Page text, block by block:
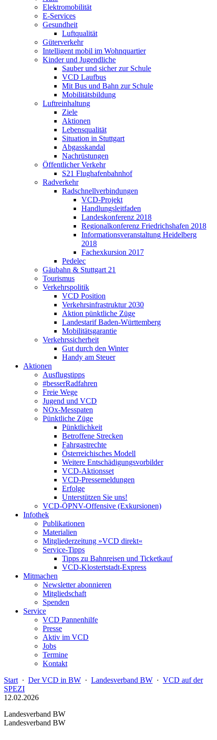
Elektromobilität
E-Services
Gesundheit
Luftqualität
Güterverkehr
Intelligent mobil im Wohnquartier
Kinder und Jugendliche
Sauber und sicher zur Schule
VCD Laufbus
Mit Bus und Bahn zur Schule
Mobilitätsbildung
Luftreinhaltung
Ziele
Aktionen
Lebensqualität
Situation in Stuttgart
Abgasskandal
Nachrüstungen
Öffentlicher Verkehr
S21 Flughafenbahnhof
Radverkehr
Radschnellverbindungen
VCD-Projekt
Handlungsleitfaden
Landeskonferenz 2018
Regionalkonferenz Friedrichshafen 2018
Informationsveranstaltung Heidelberg
2018
Fachexkursion 2017
Pedelec
Gäubahn & Stuttgart 21
Tourismus
Verkehrspolitik
VCD Position
Verkehrsinfrastruktur 2030
Aktion pünktliche Züge
Landestarif Baden-Württemberg
Mobilitätsgarantie
Verkehrssicherheit
Gut durch den Winter
Handy am Steuer
Aktionen
Ausflugstipps
#besserRadfahren
Freie Wege
Jugend und VCD
NOx-Messpaten
Pünktliche Züge
Pünktlichkeit
Betroffene Strecken
Fahrgastrechte
Österreichisches Modell
Weitere Entschädigungsvorbilder
VCD-Aktionsset
VCD-Pressemeldungen
Erfolge
Unterstützen Sie uns!
VCD-ÖPNV-Offensive (Exkursionen)
Infothek
Publikationen
Materialien
Mitgliederzeitung »VCD direkt«
Service-Tipps
Tipps zu Bahnreisen und Ticketkauf
VCD-Klostertstadt-Express
Mitmachen
Newsletter abonnieren
Mitgliedschaft
Spenden
Service
VCD Pannenhilfe
Presse
Aktiv im VCD
Jobs
Termine
Kontakt
Start · Der VCD in BW · Landesverband BW · VCD auf der
SPEZI
12.02.2026
Landesverband BW
Landesverband BW